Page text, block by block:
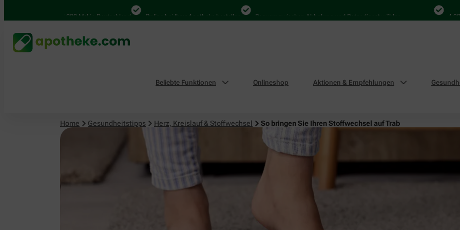
4.000 Mal in Deutschland Online bei Ihrer Apotheke bestellen Bequem zwischen Abholung und Botendienst wählen 4.000 Mal
Beliebte Funktionen Onlineshop Aktionen & Empfehlungen
Home Gesundheitstipps Herz, Kreislauf & Stoffwechsel So bringen Sie Ihren Stoffwechsel auf Trab
Herz, Kreislauf & Stoffwechsel